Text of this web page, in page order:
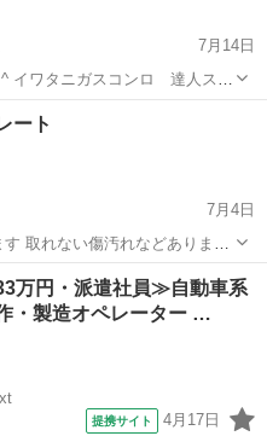
7月14日
イワタニガスコンロ 達人スリ
す。点火確認済み 写真3枚目
には問題ありません。 早めに
駅
ート
7月4日
す
達も可能です。
チン家電
万円・派遣社員≫自動車系
・製造オペレーター …
提携サイト 4月17日